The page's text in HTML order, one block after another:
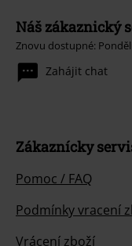
Náš zákaznický
Znovu dostupné:
Zahájit chat
Zákaznícky
Pomoc / FAQ
Podmínky vracení
Vrácení zboží